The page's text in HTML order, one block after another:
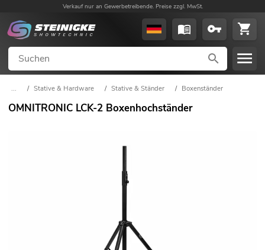
Verkauf nur an Gewerbetreibende. Preise zzgl. MwSt.
... / Stative & Hardware / Stative & Ständer / Boxenständer
OMNITRONIC LCK-2 Boxenhochständer